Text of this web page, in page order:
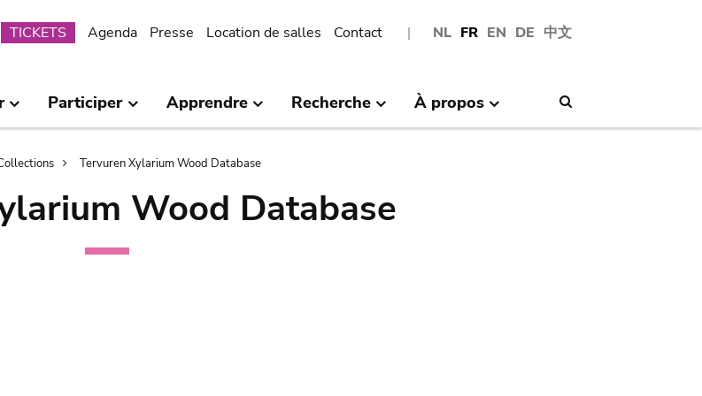
NL FR EN DE 中文
Submenu
TICKETS Agenda Presse Location de salles Contact
Participer Apprendre Recherche À propos
Tervuren Xylarium Wood Database
Wood Database